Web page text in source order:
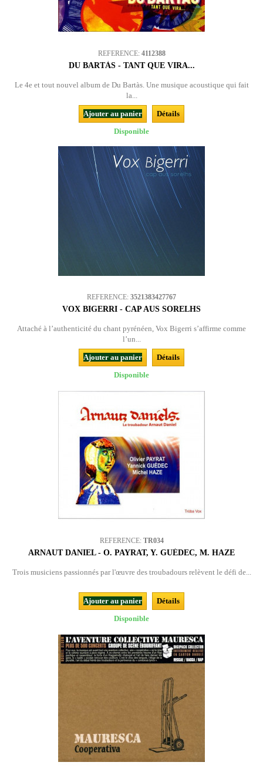
REFERENCE: 4112388
DU BARTÀS - TANT QUE VIRA...
Le 4e et tout nouvel album de Du Bartàs. Une musique acoustique qui fait
la...
Ajouter au panier
Détails
Disponible
REFERENCE: 3521383427767
VOX BIGERRI - CAP AUS SORELHS
Attaché à l’authenticité du chant pyrénéen, Vox Bigerri s’affirme comme
l’un...
Ajouter au panier
Détails
Disponible
REFERENCE: TR034
ARNAUT DANIEL - O. PAYRAT, Y. GUÉDEC, M. HAZE
Trois musiciens passionnés par l'œuvre des troubadours relèvent le défi de...
Ajouter au panier
Détails
Disponible